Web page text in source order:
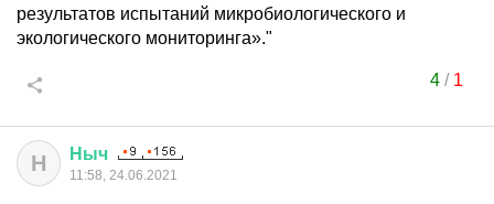
результатов испытаний микробиологического и
экологического мониторинга»."
4/ 1
Н Ныч
11:58, 24.06.2021